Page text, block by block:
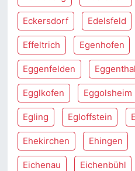
Eckersdorf Edelsfeld
Effeltrich Egenhofen
Eggenfelden Eggenthal
Egglkofen Eggolsheim
Egling Egloffstein
Ehekirchen Ehingen
Eichenau Eichenbühl